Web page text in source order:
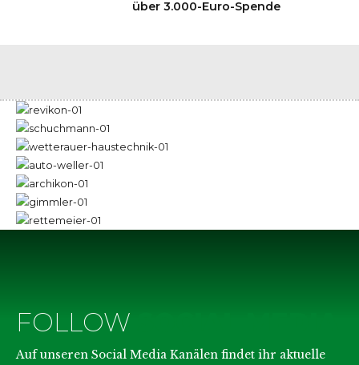
über 3.000-Euro-Spende
FOLLOW
Auf unseren Social Media Kanälen findet ihr aktuelle